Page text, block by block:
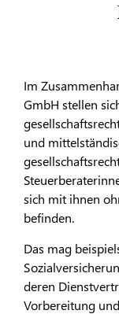
Im
GmbH stellen
und
sich mit ihnen
befinden.
Das mag
deren
Vorbereitung